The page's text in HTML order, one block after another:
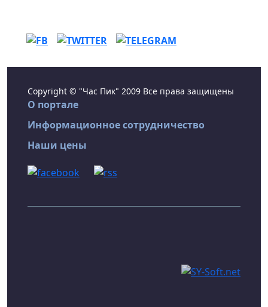
Copyright © "Час Пик" 2009 Все права защищены
О портале
Информационное сотрудничество
Наши цены